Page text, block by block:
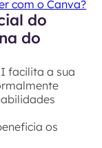
com o Canva?
do
do
facilita a sua
os